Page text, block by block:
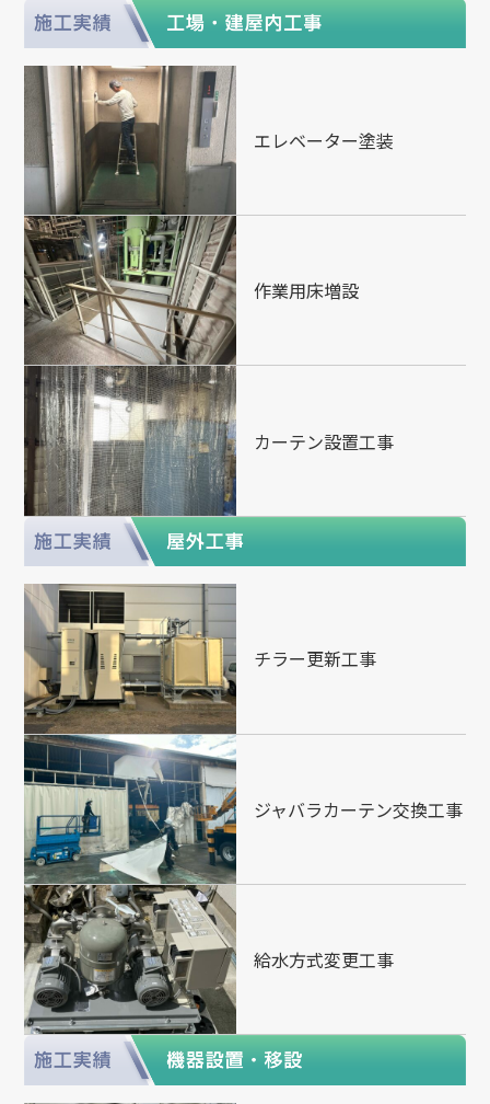
エレベーター塗装
作業用床増設
カーテン設置工事
チラー更新工事
ジャバラカーテン交換工事
給水方式変更工事